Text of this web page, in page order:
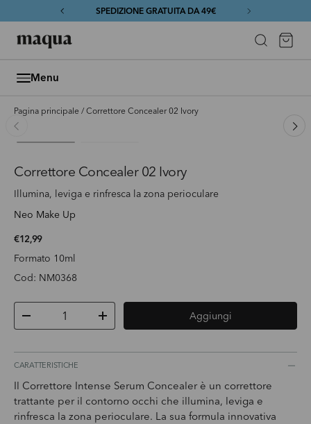
Passa ai contenuti
SPEDIZIONE GRATUITA DA 49€
Cerca
Menu
Pagina principale /Correttore Concealer 02 Ivory
Correttore Concealer 02 Ivory
Illumina, leviga e rinfresca la zona perioculare
Neo Make Up
PREZZO NORMALE
€12,99
Formato 10ml
Cod: NM0368
Diminuire la quantitàAumenta la quantità
Aggiungi
CARATTERISTICHE
Il Correttore Intense Serum Concealer è un correttore
trattante per il contorno occhi che illumina, leviga e
rinfresca la zona perioculare. La sua formula innovativa